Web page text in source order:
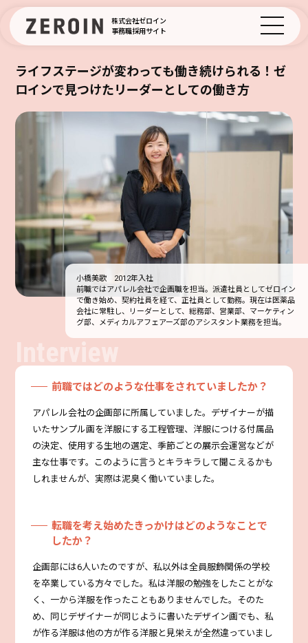
株式会社ゼロイン
事務職採用サイト
ライフステージが変わっても働き続けられる！ゼ
ロインで見つけたリーダーとしての働き方
小橋美歌 2012年入社
前職ではアパレル会社で企画職を担当。派遣社員としてゼロイン
で働き始め、契約社員を経て、正社員として勤務。現在は医薬品
会社に常駐し、リーダーとして、総務部、営業部、マーケティン
グ部、メディカルアフェアーズ部のアシスタント業務を担当。
前職ではどのような仕事をされていましたか？
アパレル会社の企画部に所属していました。デザイナーが描
いたサンプル画を洋服にする工程管理、洋服につける付属品
の決定、使用する生地の選定、季節ごとの展示会運営などが
主な仕事です。このように言うとキラキラして聞こえるかも
しれませんが、実際は泥臭く働いていました。
転職を考え始めたきっかけはどのようなことで
したか？
企画部には6人いたのですが、私以外は全員服飾関係の学校
を卒業している方々でした。私は洋服の勉強をしたことがな
く、一から洋服を作ったこともありませんでした。そのた
め、同じデザイナーが同じように書いたデザイン画でも、私
が作る洋服は他の方が作る洋服と見栄えが全然違っていまし